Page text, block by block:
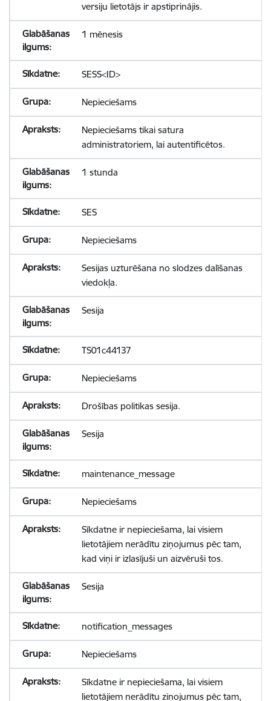
versiju lietotājs ir apstiprinājis.
1 mēnesis
SESS<ID>
Nepieciešams
Nepieciešams tikai satura
administratoriem, lai autentificētos.
1 stunda
SES
Nepieciešams
Sesijas uzturēšana no slodzes dalīšanas
viedokļa.
Sesija
TS01c44137
Nepieciešams
Drošības politikas sesija.
Sesija
maintenance_message
Nepieciešams
Sīkdatne ir nepieciešama, lai visiem
lietotājiem nerādītu ziņojumus pēc tam,
kad viņi ir izlasījuši un aizvēruši tos.
Sesija
notification_messages
Nepieciešams
Sīkdatne ir nepieciešama, lai visiem
lietotājiem nerādītu ziņojumus pēc tam,